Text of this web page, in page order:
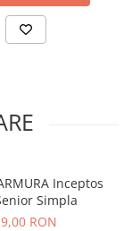
Inceptos
2.0 Senior Simpla
RON